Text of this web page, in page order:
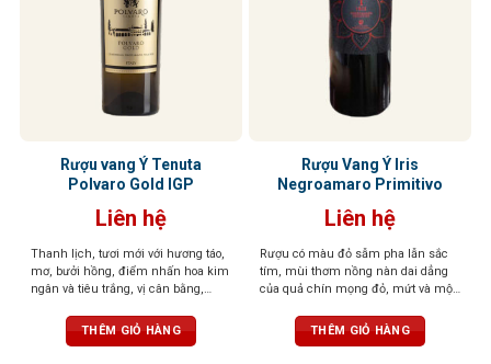
Rượu vang Ý Tenuta
Polvaro Gold IGP
Liên hệ
Thanh lịch, tươi mới với hương táo,
mơ, bưởi hồng, điểm nhấn hoa kim
ngân và tiêu trắng, vị cân bằng,
THÊM GIỎ HÀNG
Rượu Vang Ý Iris
Negroamaro Primitivo
Liên hệ
Rượu có màu đỏ sẫm pha lẫn sắc
tím, mùi thơm nồng nàn dai dẳng
của quả chín mọng đỏ, mứt và một
rượu tròn đầy, tannin mạnh mẽ,
cân bằng tuyệt vời
THÊM GIỎ HÀNG